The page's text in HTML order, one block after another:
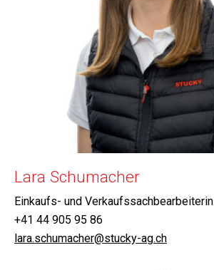
Lara Schumacher
Einkaufs- und Verkaufssachbearbeiterin
+41 44 905 95 86
lara.schumacher@stucky-ag.ch